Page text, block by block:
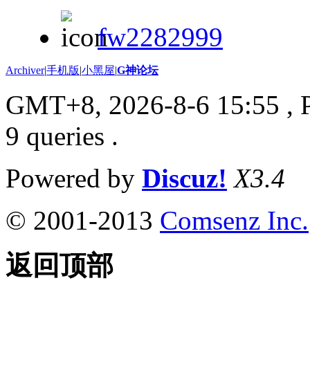
fw2282999
Archiver|手机版|小黑屋|G神论坛
GMT+8, 2026-8-6 15:55 ,
9 queries .
Powered by Discuz! X3.4
© 2001-2013 Comsenz Inc.
返回顶部